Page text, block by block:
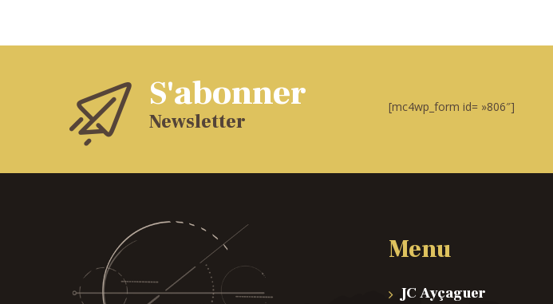
S'abonner
Newsletter
[mc4wp_form id= »806″]
Menu
JC Ayçaguer